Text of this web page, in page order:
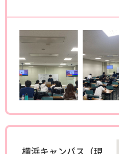
横浜キャンパス（現